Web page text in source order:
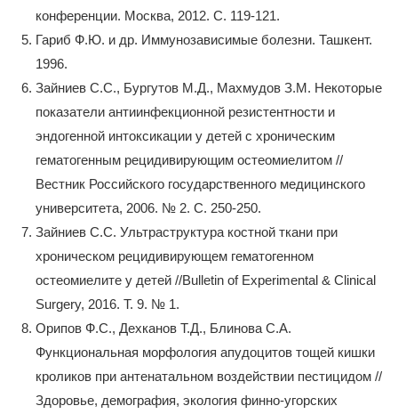
конференции. Москва, 2012. С. 119-121.
Гариб Ф.Ю. и др. Иммунозависимые болезни. Ташкент.
1996.
Зайниев С.С., Бургутов М.Д., Махмудов З.М. Некоторые
показатели антиинфекционной резистентности и
эндогенной интоксикации у детей с хроническим
гематогенным рецидивирующим остеомиелитом //
Вестник Российского государственного медицинского
университета, 2006. № 2. С. 250-250.
Зайниев С.С. Ультраструктура костной ткани при
хроническом рецидивирующем гематогенном
остеомиелите у детей //Bulletin of Experimental & Clinical
Surgery, 2016. Т. 9. № 1.
Орипов Ф.С., Дехканов Т.Д., Блинова С.А.
Функциональная морфология апудоцитов тощей кишки
кроликов при антенатальном воздействии пестицидом //
Здоровье, демография, экология финно-угорских